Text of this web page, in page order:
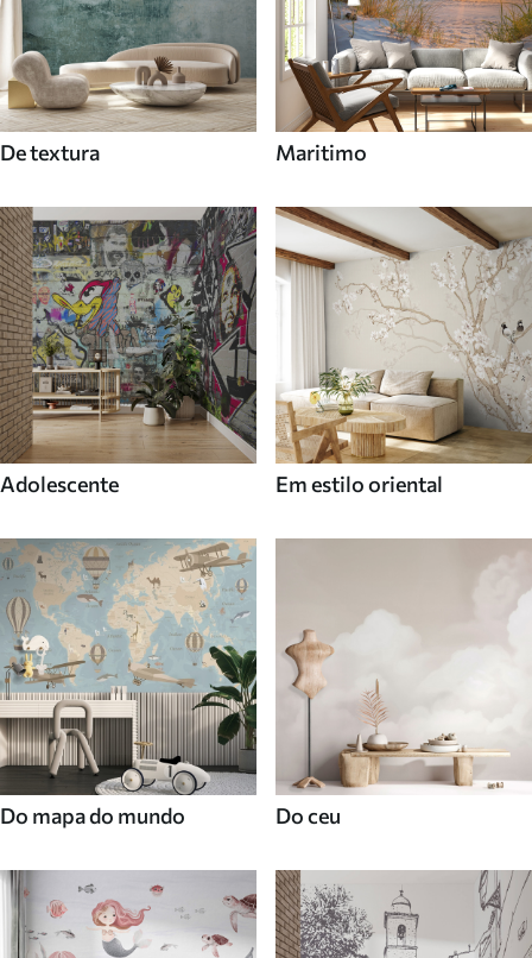
De textura Maritimo
Adolescente Em estilo oriental
Do mapa do mundo Do ceu